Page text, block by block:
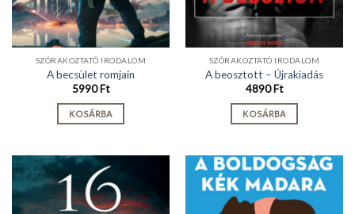
SZÓRAKOZTATÓ IRODALOM
A becsület romjain
5990Ft
KOSÁRBA
SZÓRAKOZTATÓ IRODALOM
A beosztott – Újrakiadás
4890Ft
KOSÁRBA